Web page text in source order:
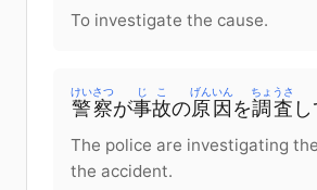
To investigate the cause.
警察
けいさつ
が事故
じこ
の原因
げんいん
を調査
ちょうさ
The police are investigating
the accident.